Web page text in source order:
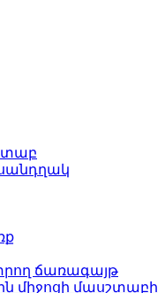
ճառագայթ
միջոցի մասշտաբի